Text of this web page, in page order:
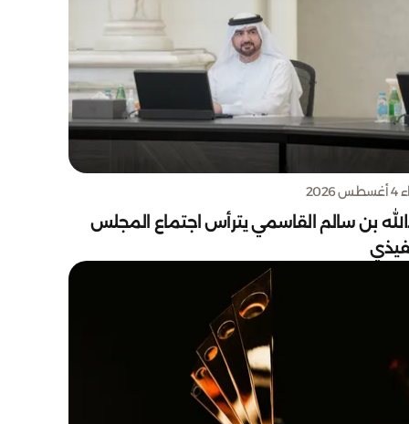
2026
بن سالم القاسمي يترأس اجتماع المجلس